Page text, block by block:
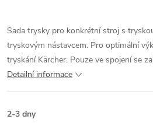
Sada trysky pro konkrétní stroj s
tryskovým nástavcem. Pro optimální
tryskání Kärcher. Pouze ve spojení se
Detailní informace
2-3 dny